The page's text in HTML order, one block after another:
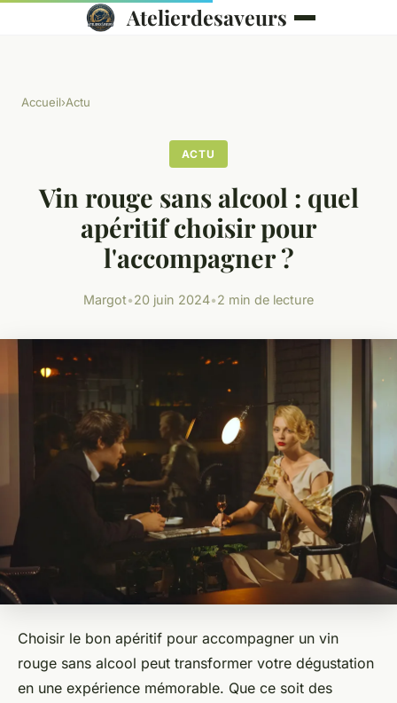
Atelierdesaveurs
Accueil›Actu
ACTU
Vin rouge sans alcool : quel
apéritif choisir pour
l'accompagner ?
Margot•20 juin 2024•2 min de lecture
Choisir le bon apéritif pour accompagner un vin
rouge sans alcool peut transformer votre dégustation
en une expérience mémorable. Que ce soit des